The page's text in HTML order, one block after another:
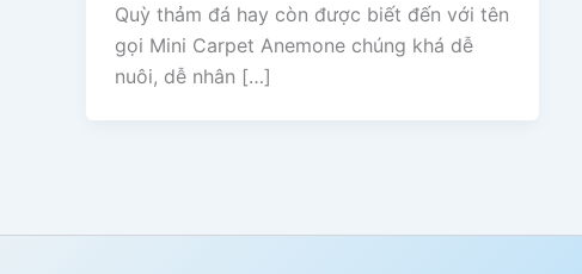
Quỳ thảm đá hay còn được biết đến với tên
gọi Mini Carpet Anemone chúng khá dễ
nuôi, dễ nhân […]